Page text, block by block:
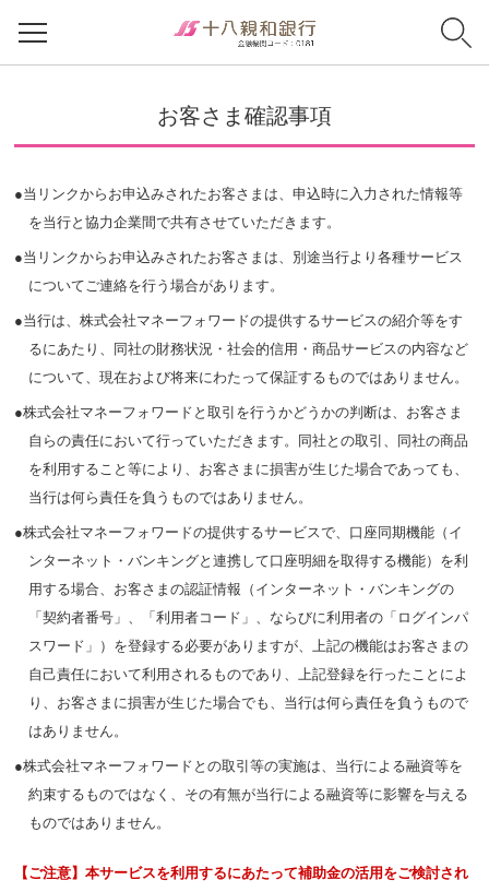
お客さま確認事項
●当リンクからお申込みされたお客さまは、申込時に入力された情報等
を当行と協力企業間で共有させていただきます。
●当リンクからお申込みされたお客さまは、別途当行より各種サービス
についてご連絡を行う場合があります。
●当行は、株式会社マネーフォワードの提供するサービスの紹介等をす
るにあたり、同社の財務状況・社会的信用・商品サービスの内容など
について、現在および将来にわたって保証するものではありません。
●株式会社マネーフォワードと取引を行うかどうかの判断は、お客さま
自らの責任において行っていただきます。同社との取引、同社の商品
を利用すること等により、お客さまに損害が生じた場合であっても、
当行は何ら責任を負うものではありません。
●株式会社マネーフォワードの提供するサービスで、口座同期機能（イ
ンターネット・バンキングと連携して口座明細を取得する機能）を利
用する場合、お客さまの認証情報（インターネット・バンキングの
「契約者番号」、「利用者コード」、ならびに利用者の「ログインパ
スワード」）を登録する必要がありますが、上記の機能はお客さまの
自己責任において利用されるものであり、上記登録を行ったことによ
り、お客さまに損害が生じた場合でも、当行は何ら責任を負うもので
はありません。
●株式会社マネーフォワードとの取引等の実施は、当行による融資等を
約束するものではなく、その有無が当行による融資等に影響を与える
ものではありません。
【ご注意】本サービスを利用するにあたって補助金の活用をご検討され